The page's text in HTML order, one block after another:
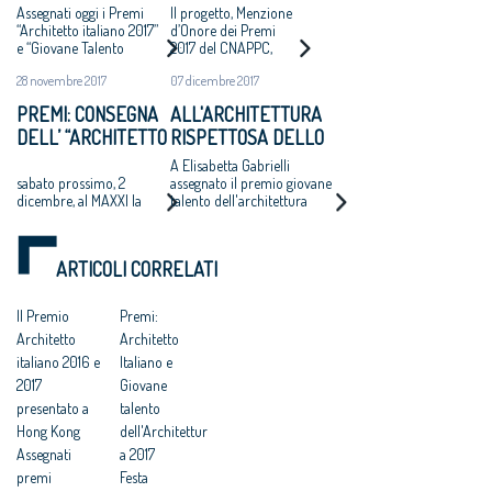
ITALIANO 2017” E
“GIOVANE TALENTO
DELL’ARCHITETTURA
ITALIANA 2017”
Assegnati oggi i Premi
“Architetto italiano 2017”
e “Giovane Talento
2017” che il Consiglio
Pianificatori, Paesaggisti e
Conservatori ha bandito,
28 novembre 2017
PREMI: CONSEGNA
DELL’ “ARCHITETTO
DEL “GIOVANE
TALENTO
DELL’ARCHITETTURA
ITALIANA 2017”
sabato prossimo, 2
dicembre, al MAXXI la
2017” – verso l’VIII
Congresso degli
Architetti italiani
RECUPERO DEL
CORPO C DEL
FORTE
Il progetto, Menzione
d’Onore dei Premi
2017 del CNAPPC,
distrutto per
della SS12
07 dicembre 2017
ALL'ARCHITETTURA
RISPETTOSA DELLO
STUDIO
CARAVATTI_CARAVATTI
IL PREMIO
A Elisabetta Gabrielli
assegnato il premio giovane
talento dell'architettura
2017 per il progetto del
ARTICOLI CORRELATI
Il Premio
Architetto
italiano 2016 e
2017
presentato a
Hong Kong
Assegnati
premi
Premi:
Architetto
Italiano e
Giovane
talento
dell'Architettur
a 2017
Festa